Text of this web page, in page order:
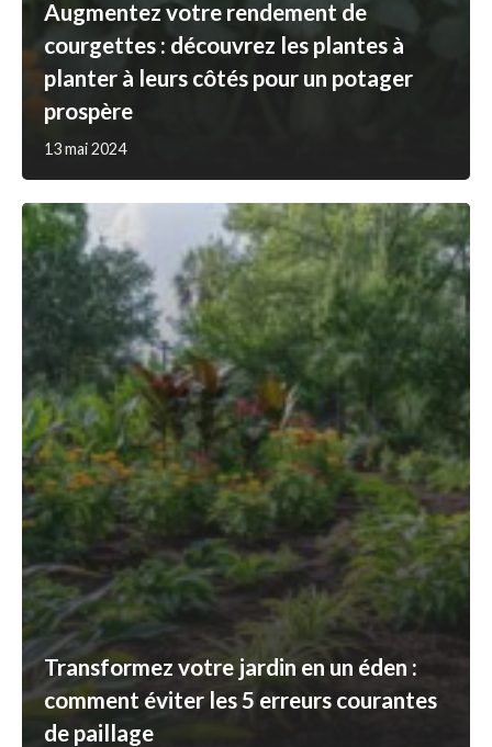
Augmentez votre rendement de
courgettes : découvrez les plantes à
planter à leurs côtés pour un potager
prospère
13 mai 2024
Transformez votre jardin en un éden :
comment éviter les 5 erreurs courantes
de paillage